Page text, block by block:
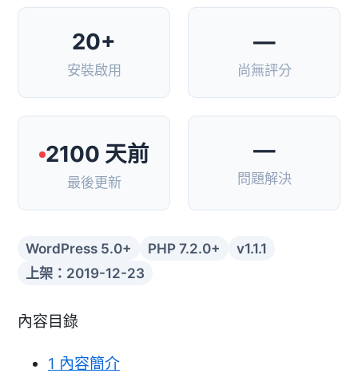
20+
安裝啟用
—
尚無評分
2100 天前
最後更新
—
問題解決
WordPress 5.0+ PHP 7.2.0+
v1.1.1
上架：2019-12-23
內容目錄
1 內容簡介